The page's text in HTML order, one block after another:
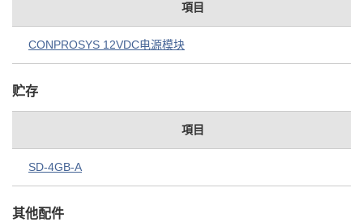
項目
CONPROSYS 12VDC电源模块
贮存
項目
SD-4GB-A
其他配件